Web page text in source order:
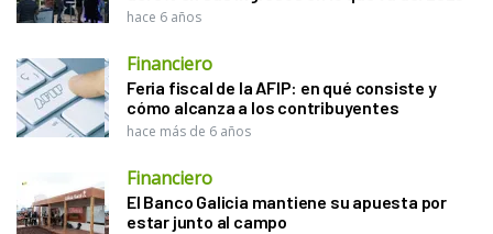
hace 6 años
Financiero
Feria fiscal de la AFIP: en qué consiste y
cómo alcanza a los contribuyentes
hace más de 6 años
Financiero
El Banco Galicia mantiene su apuesta por
estar junto al campo